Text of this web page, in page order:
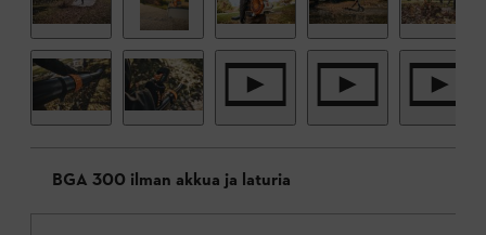
BGA 300 ilman akkua ja laturia